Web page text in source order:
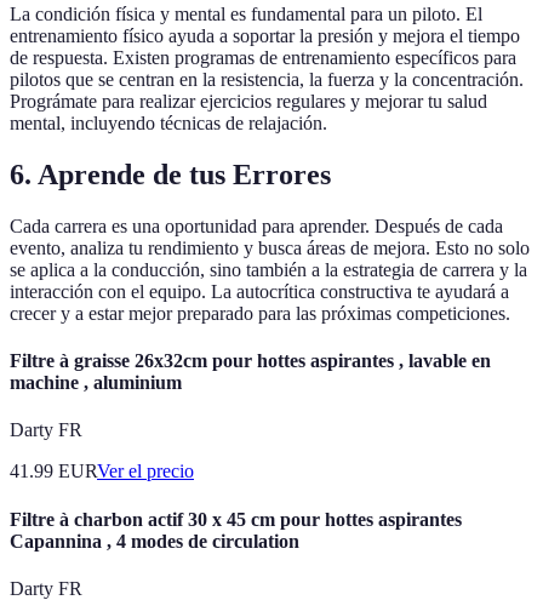
La condición física y mental es fundamental para un piloto. El
entrenamiento físico ayuda a soportar la presión y mejora el tiempo
de respuesta. Existen programas de entrenamiento específicos para
pilotos que se centran en la resistencia, la fuerza y la concentración.
Prográmate para realizar ejercicios regulares y mejorar tu salud
mental, incluyendo técnicas de relajación.
6. Aprende de tus Errores
Cada carrera es una oportunidad para aprender. Después de cada
evento, analiza tu rendimiento y busca áreas de mejora. Esto no solo
se aplica a la conducción, sino también a la estrategia de carrera y la
interacción con el equipo. La autocrítica constructiva te ayudará a
crecer y a estar mejor preparado para las próximas competiciones.
Filtre à graisse 26x32cm pour hottes aspirantes , lavable en
machine , aluminium
Darty FR
41.99 EURVer el precio
Filtre à charbon actif 30 x 45 cm pour hottes aspirantes
Capannina , 4 modes de circulation
Darty FR